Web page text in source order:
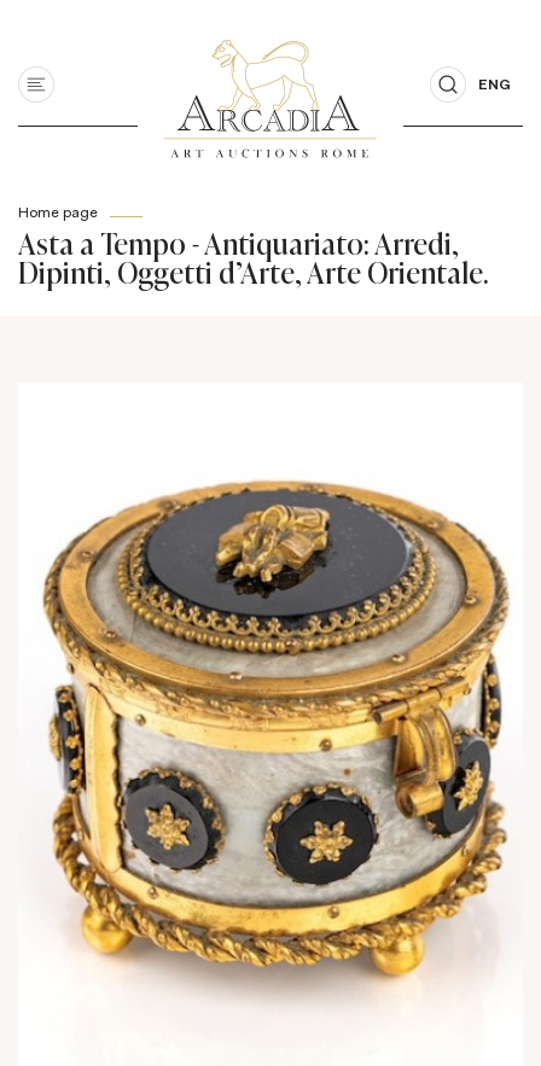
ENG
Home page
Asta a Tempo - Antiquariato: Arredi,
Dipinti, Oggetti d'Arte, Arte Orientale.